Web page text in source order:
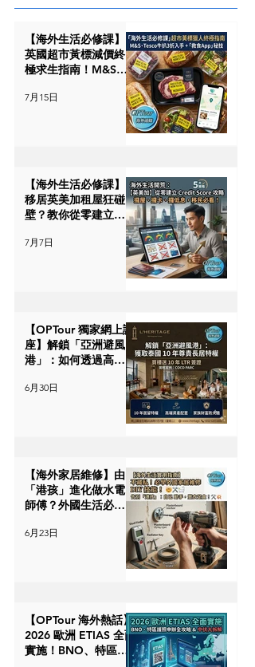
【海外生活必修課】
英國超市黃標減價終
極求生指南！M&S、
Tesco神級牛扒3折入
手，加推3大「掃剩
7月15日
【海外生活必修課】
移居英美加租屋狂碰
壁？教你從零建立
Credit Score（信貸評
分）的 5 大實戰策略
7月7日
【OPTour 獨家網上講
座】解鎖「亞洲避風
港」：如何透過高端
取泰國 10 年尊貴長居
6月30日
【海外家居維修】由
「港孩」進化做水電
師傅？外國生活必學
南！🛠️
6月23日
【OPTour 海外熱話】
2026 歐洲 ETIAS 全面
實施！BNO、特區護